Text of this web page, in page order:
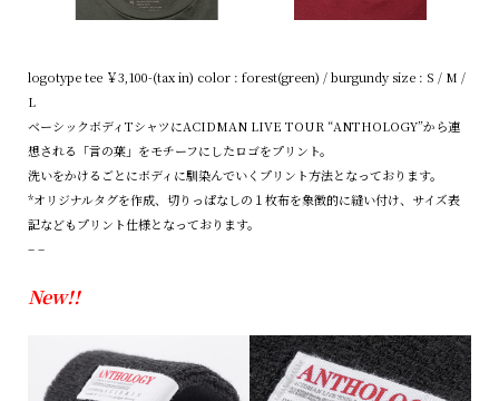
logotype tee ￥3,100-(tax in) color : forest(green) / burgundy size : S / M /
L
ベーシックボディTシャツにACIDMAN LIVE TOUR “ANTHOLOGY”から連
想される「言の葉」をモチーフにしたロゴをプリント。
洗いをかけるごとにボディに馴染んでいくプリント方法となっております。
*オリジナルタグを作成、切りっぱなしの１枚布を象徴的に縫い付け、サイズ表
記などもプリント仕様となっております。
– –
New!!